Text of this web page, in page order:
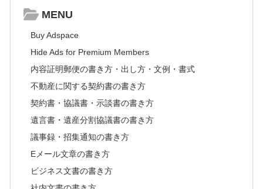
MENU
Buy Adspace
Hide Ads for Premium Members
内容証明郵便の書き方・出し方・文例・書式
不動産に関する契約書の書き方
契約書・協議書・示談書の書き方
遺言書・遺産分割協議書の書き方
議事録・招集通知の書き方
Eメール文章の書き方
ビジネス文書の書き方